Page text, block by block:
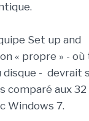
Set up and
« propre » - où
disque - devrait
comparé aux 32
Windows 7.